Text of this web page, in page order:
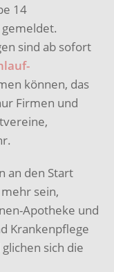
14
sind ab sofort
können, das
Firmen und
an den Start
sein,
Apotheke und
Krankenpflege
sich die